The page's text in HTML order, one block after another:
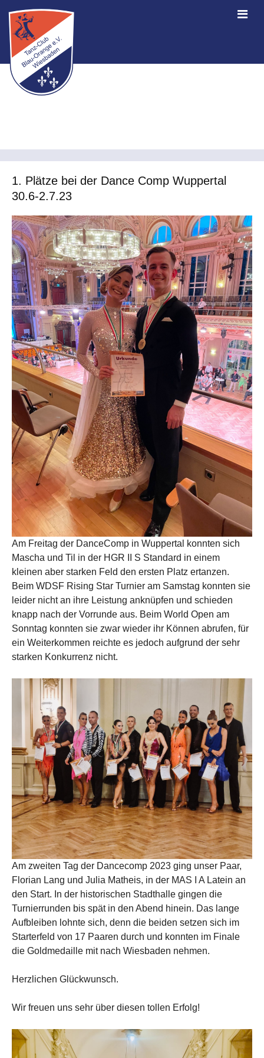
1. Plätze bei der Dance Comp Wuppertal
30.6-2.7.23
Am Freitag der DanceComp in Wuppertal konnten sich
Mascha und Til in der HGR II S Standard in einem
kleinen aber starken Feld den ersten Platz ertanzen.
Beim WDSF Rising Star Turnier am Samstag konnten sie
leider nicht an ihre Leistung anknüpfen und schieden
knapp nach der Vorrunde aus. Beim World Open am
Sonntag konnten sie zwar wieder ihr Können abrufen, für
ein Weiterkommen reichte es jedoch aufgrund der sehr
starken Konkurrenz nicht.
Am zweiten Tag der Dancecomp 2023 ging unser Paar,
Florian Lang und Julia Matheis, in der MAS I A Latein an
den Start. In der historischen Stadthalle gingen die
Turnierrunden bis spät in den Abend hinein. Das lange
Aufbleiben lohnte sich, denn die beiden setzen sich im
Starterfeld von 17 Paaren durch und konnten im Finale
die Goldmedaille mit nach Wiesbaden nehmen.
Herzlichen Glückwunsch.
Wir freuen uns sehr über diesen tollen Erfolg!